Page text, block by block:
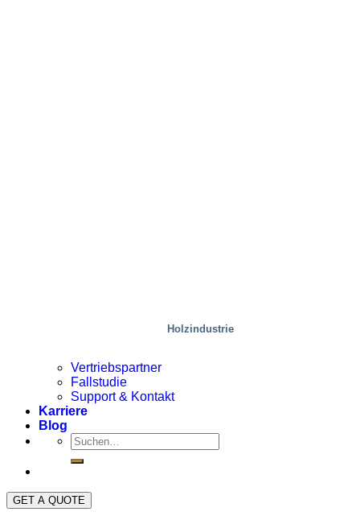
Holzindustrie
Vertriebspartner
Fallstudie
Support & Kontakt
Karriere
Blog
GET A QUOTE